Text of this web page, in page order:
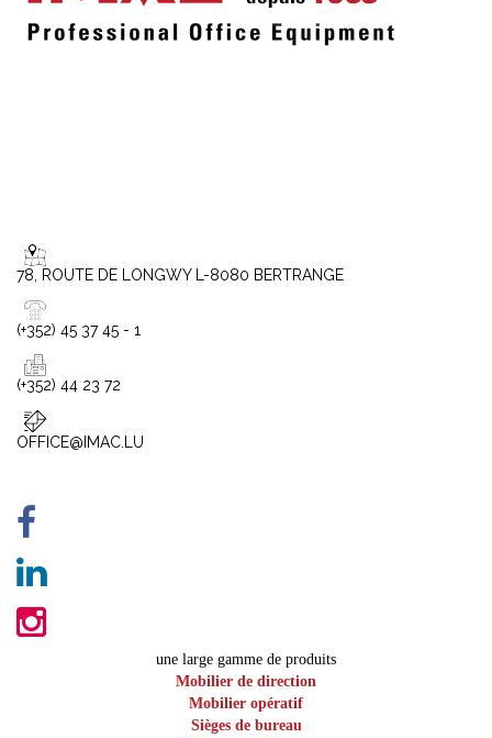
78, ROUTE DE LONGWY L-8080 BERTRANGE
(+352) 45 37 45 - 1
(+352) 44 23 72
OFFICE@IMAC.LU
une large gamme de produits
Mobilier de direction
Mobilier opératif
Sièges de bureau